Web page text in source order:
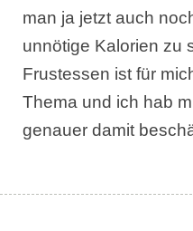
man ja jetzt auch
unnötige Kalorien zu
Frustessen ist für
Thema und ich hab
genauer damit